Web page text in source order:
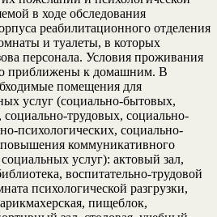
в ходе обследования
реабилитационного отделения
и туалеты, в которых
персонала. Условия проживания
приближены к домашним. В
помещения для
услуг (социально-бытовых,
трудовых, социально-
психологических, социально-
коммуникативного
услуг): актовый зал,
воспитательно-трудовой
психологической разгрузки,
пищеблок,